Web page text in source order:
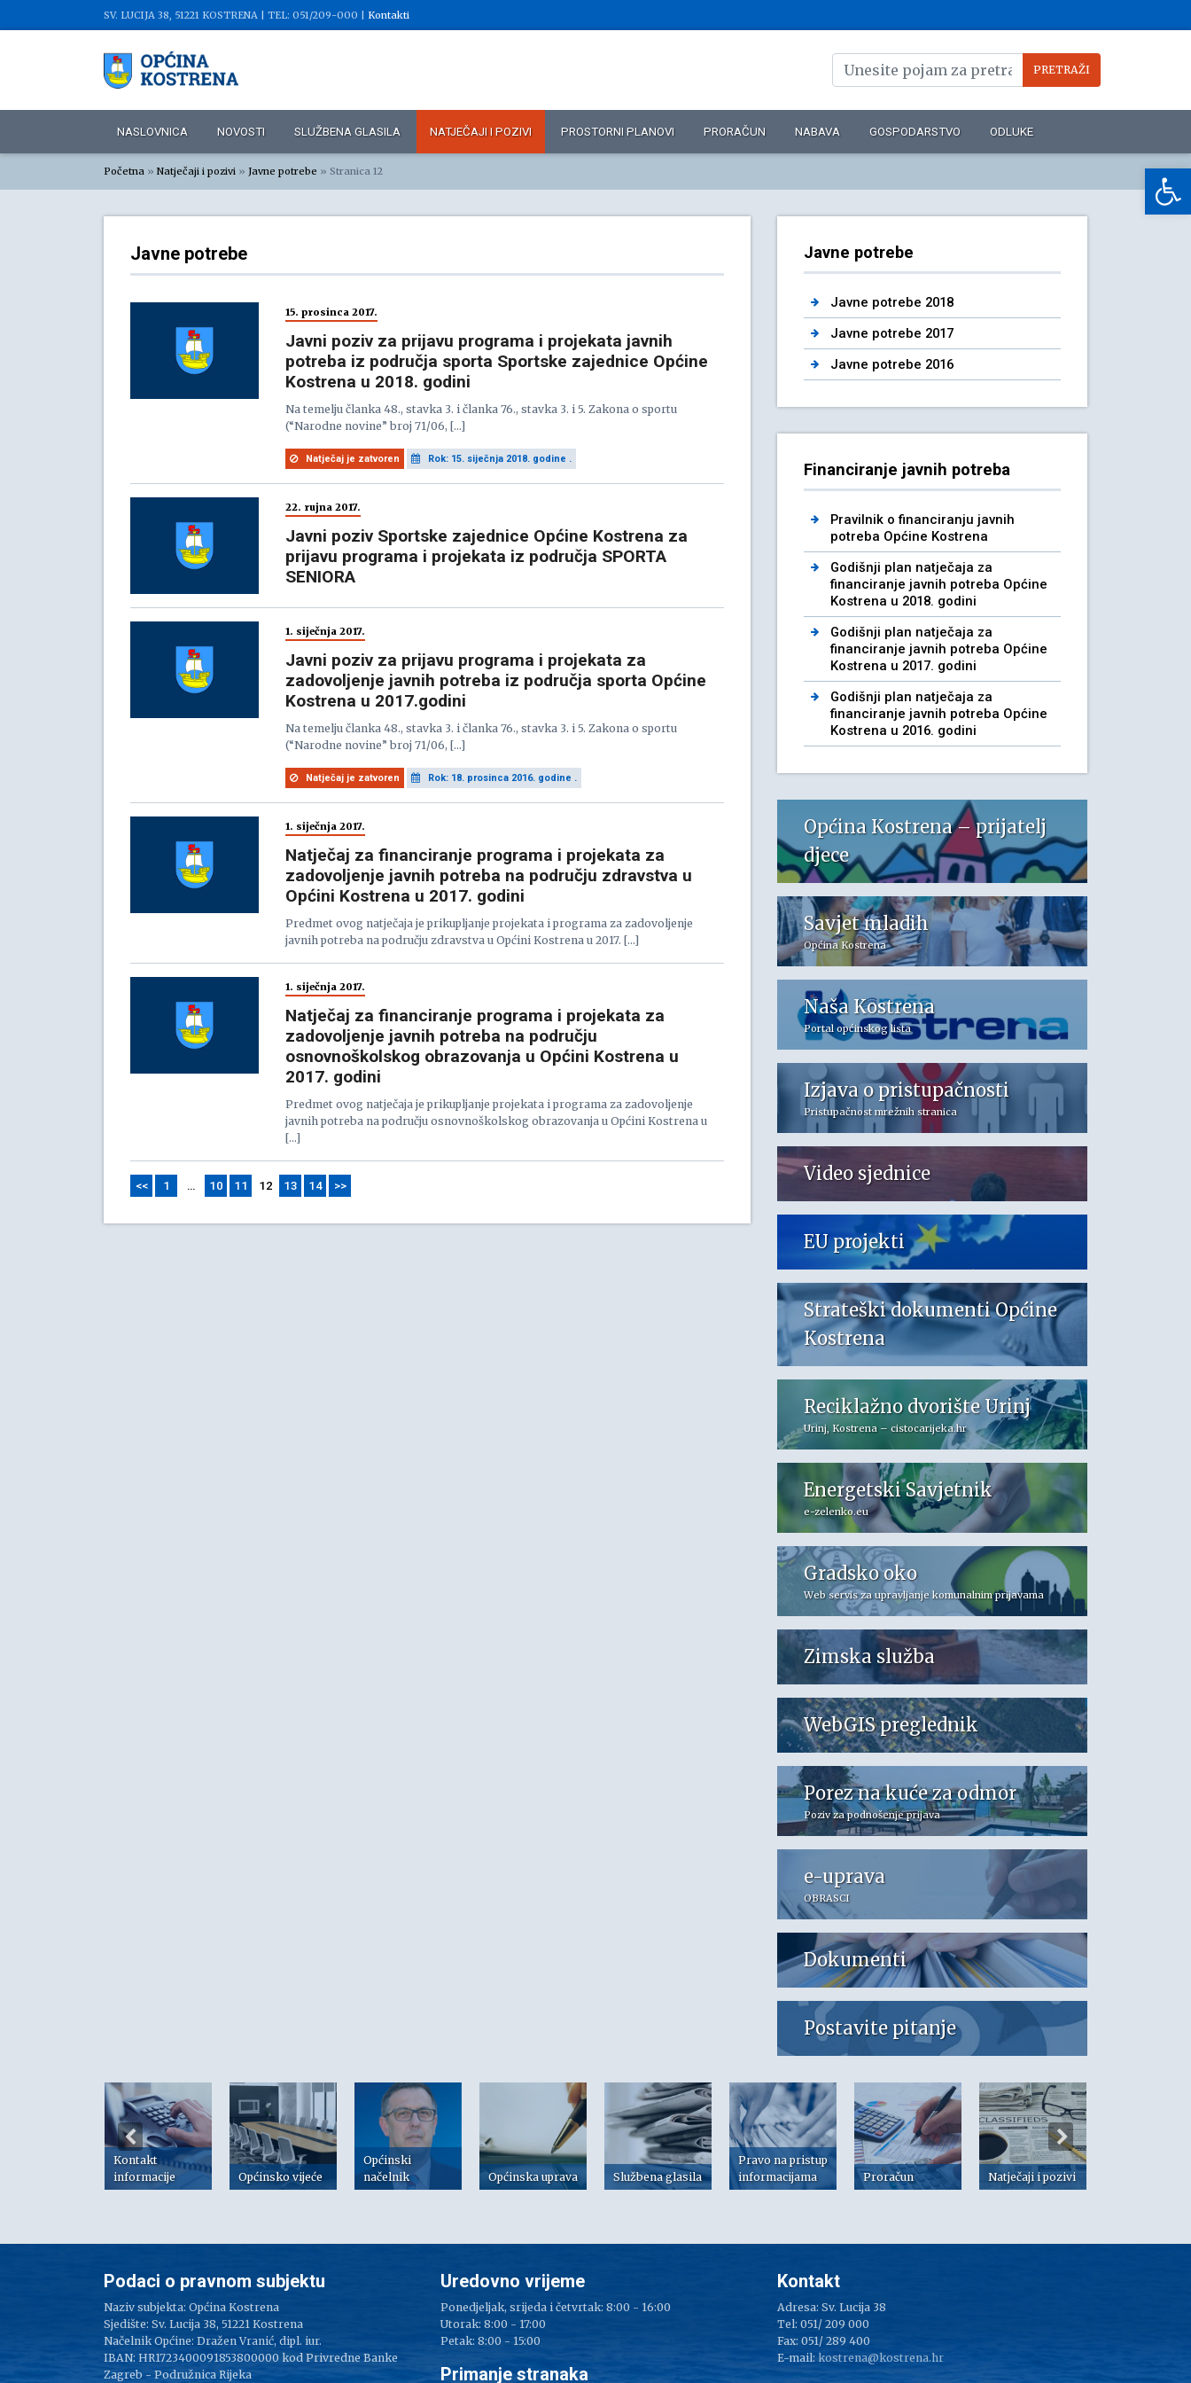
SV. LUCIJA 38, 51221 KOSTRENA | TEL: 051/209-000 | Kontakti
NASLOVNICA NOVOSTI SLUŽBENA GLASILA NATJEČAJI I POZIVI PROSTORNI PLANOVI PRORAČUN NABAVA GOSPODARSTVO ODLUKE
Početna » Natječaji i pozivi » Javne potrebe » Stranica 12
Javne potrebe
15. prosinca 2017.
Javni poziv za prijavu programa i projekata javnih
potreba iz područja sporta Sportske zajednice Općine
Kostrena u 2018. godini
Na temelju članka 48., stavka 3. i članka 76., stavka 3. i 5. Zakona o sportu
(“Narodne novine” broj 71/06, […]
Natječaj je zatvoren Rok: 15. siječnja 2018. godine .
22. rujna 2017.
Javni poziv Sportske zajednice Općine Kostrena za
prijavu programa i projekata iz područja SPORTA
SENIORA
1. siječnja 2017.
Javni poziv za prijavu programa i projekata za
zadovoljenje javnih potreba iz područja sporta Općine
Kostrena u 2017.godini
Na temelju članka 48., stavka 3. i članka 76., stavka 3. i 5. Zakona o sportu
(“Narodne novine” broj 71/06, […]
Natječaj je zatvoren Rok: 18. prosinca 2016. godine .
1. siječnja 2017.
Natječaj za financiranje programa i projekata za
zadovoljenje javnih potreba na području zdravstva u
Općini Kostrena u 2017. godini
Predmet ovog natječaja je prikupljanje projekata i programa za zadovoljenje
javnih potreba na području zdravstva u Općini Kostrena u 2017. […]
1. siječnja 2017.
Natječaj za financiranje programa i projekata za
zadovoljenje javnih potreba na području
osnovnoškolskog obrazovanja u Općini Kostrena u
2017. godini
Predmet ovog natječaja je prikupljanje projekata i programa za zadovoljenje
javnih potreba na području osnovnoškolskog obrazovanja u Općini Kostrena u
[…]
<< 1 … 10 11 12 13 14 >>
Javne potrebe
Javne potrebe 2018
Javne potrebe 2017
Javne potrebe 2016
Financiranje javnih potreba
Pravilnik o financiranju javnih
potreba Općine Kostrena
Godišnji plan natječaja za
financiranje javnih potreba Općine
Kostrena u 2018. godini
Godišnji plan natječaja za
financiranje javnih potreba Općine
Kostrena u 2017. godini
Godišnji plan natječaja za
financiranje javnih potreba Općine
Kostrena u 2016. godini
Općina Kostrena – prijatelj
djece
Savjet mladih
Općina Kostrena
Naša Kostrena
Portal općinskog lista
Izjava o pristupačnosti
Pristupačnost mrežnih stranica
Video sjednice
EU projekti
Strateški dokumenti Općine
Kostrena
Reciklažno dvorište Urinj
Urinj, Kostrena – cistocarijeka.hr
Energetski Savjetnik
e-zelenko.eu
Gradsko oko
Web servis za upravljanje komunalnim prijavama
Zimska služba
WebGIS preglednik
Porez na kuće za odmor
Poziv za podnošenje prijava
e-uprava
OBRASCI
Dokumenti
Postavite pitanje
Kontakt
informacije
Općinsko vijeće
Općinski
načelnik
Općinska uprava Službena glasila
Pravo na pristup
informacijama
Proračun Natječaji i pozivi
Podaci o pravnom subjektu
Naziv subjekta: Općina Kostrena
Sjedište: Sv. Lucija 38, 51221 Kostrena
Načelnik Općine: Dražen Vranić, dipl. iur.
IBAN: HR1723400091853800000 kod Privredne Banke
Zagreb - Podružnica Rijeka
Uredovno vrijeme
Ponedjeljak, srijeda i četvrtak: 8:00 - 16:00
Utorak: 8:00 - 17:00
Petak: 8:00 - 15:00
Primanje stranaka
Kontakt
Adresa: Sv. Lucija 38
Tel: 051/ 209 000
Fax: 051/ 289 400
E-mail: kostrena@kostrena.hr